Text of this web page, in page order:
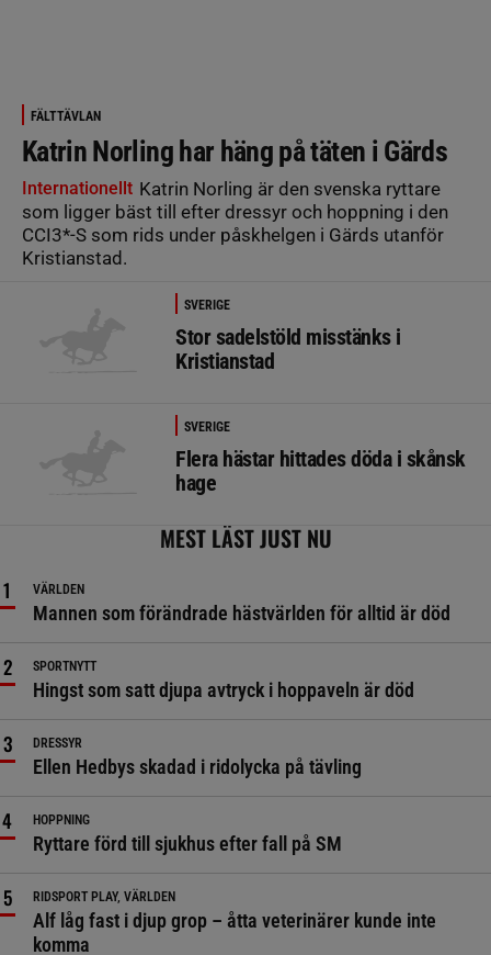
FÄLTTÄVLAN
Katrin Norling har häng på täten i Gärds
Internationellt Katrin Norling är den svenska ryttare
som ligger bäst till efter dressyr och hoppning i den
CCI3*-S som rids under påskhelgen i Gärds utanför
Kristianstad.
SVERIGE
Stor sadelstöld misstänks i
Kristianstad
SVERIGE
Flera hästar hittades döda i skånsk
hage
MEST LÄST JUST NU
VÄRLDEN
Mannen som förändrade hästvärlden för alltid är död
SPORTNYTT
Hingst som satt djupa avtryck i hoppaveln är död
DRESSYR
Ellen Hedbys skadad i ridolycka på tävling
HOPPNING
Ryttare förd till sjukhus efter fall på SM
RIDSPORT PLAY, VÄRLDEN
Alf låg fast i djup grop – åtta veterinärer kunde inte
komma